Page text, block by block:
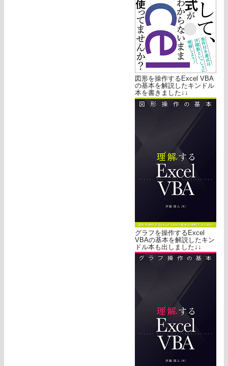
図形を操作するExcel VBA
の基本を解説したキンドル
本を書きました↓↓
グラフを操作するExcel
VBAの基本を解説したキン
ドル本も出しました↓↓